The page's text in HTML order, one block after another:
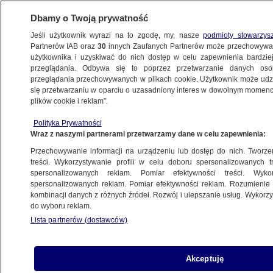
BIZNES
Z KRAJU
liczby padły podczas ostatniego
losowania?
28.05.2024, 21:16
Udostępnij
Dbamy o Twoją prywatność
Jeśli użytkownik wyrazi na to zgodę, my, naszepodmioty
Partnerów IAB oraz30 innych Zaufanych Partnerów może
użytkownika i uzyskiwać do nich dostęp w celu zapewnienia
przeglądania. Odbywa się to poprzez przetwarzanie danych
przeglądania przechowywanych w plikach cookie. Użytkownik może
się przetwarzaniu w oparciu o uzasadniony interes w dowolnym
plików cookie i reklam”.
Polityka Prywatności
Wraz z naszymi partnerami przetwarzamy dane w celu zapewnienia:
Przechowywanie informacji na urządzeniu lub dostęp do nich.
treści. Wykorzystywanie profili w celu doboru spersonalizowanych
spersonalizowanych reklam. Pomiar efektywności treści.
spersonalizowanych reklam. Pomiar efektywności reklam.
kombinacji danych z różnych źródeł. Rozwój i ulepszanie usług.
do wyboru reklam.
Lista partnerów (dostawców)
Akceptuję